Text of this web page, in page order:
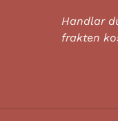
Handlar
frakten